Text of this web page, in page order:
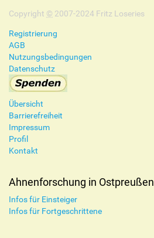
Copyright © 2007-2024 Fritz Loseries
Registrierung
AGB
Nutzungsbedingungen
Datenschutz
Übersicht
Barrierefreiheit
Impressum
Profil
Kontakt
Ahnenforschung in Ostpreußen
Infos für Einsteiger
Infos für Fortgeschrittene